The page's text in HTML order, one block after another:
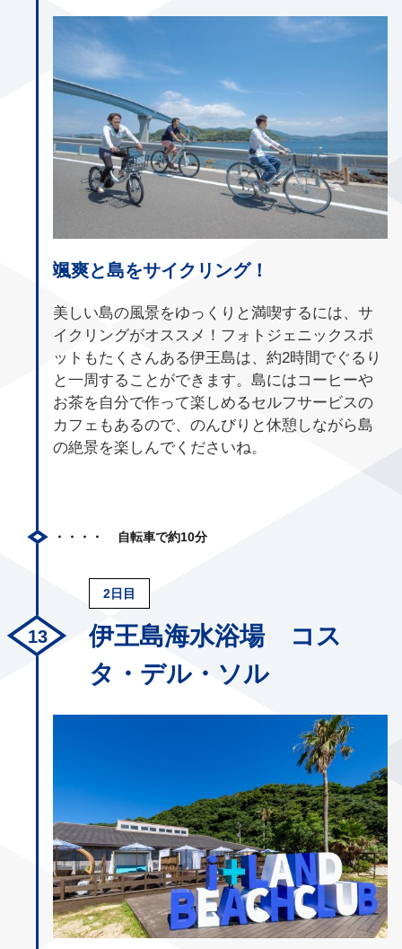
颯爽と島をサイクリング！
美しい島の風景をゆっくりと満喫するには、サ
イクリングがオススメ！フォトジェニックスポ
ットもたくさんある伊王島は、約2時間でぐるり
と一周することができます。島にはコーヒーや
お茶を自分で作って楽しめるセルフサービスの
カフェもあるので、のんびりと休憩しながら島
の絶景を楽しんでくださいね。
自転車で約10分
2日目
伊王島海水浴場 コス
タ・デル・ソル